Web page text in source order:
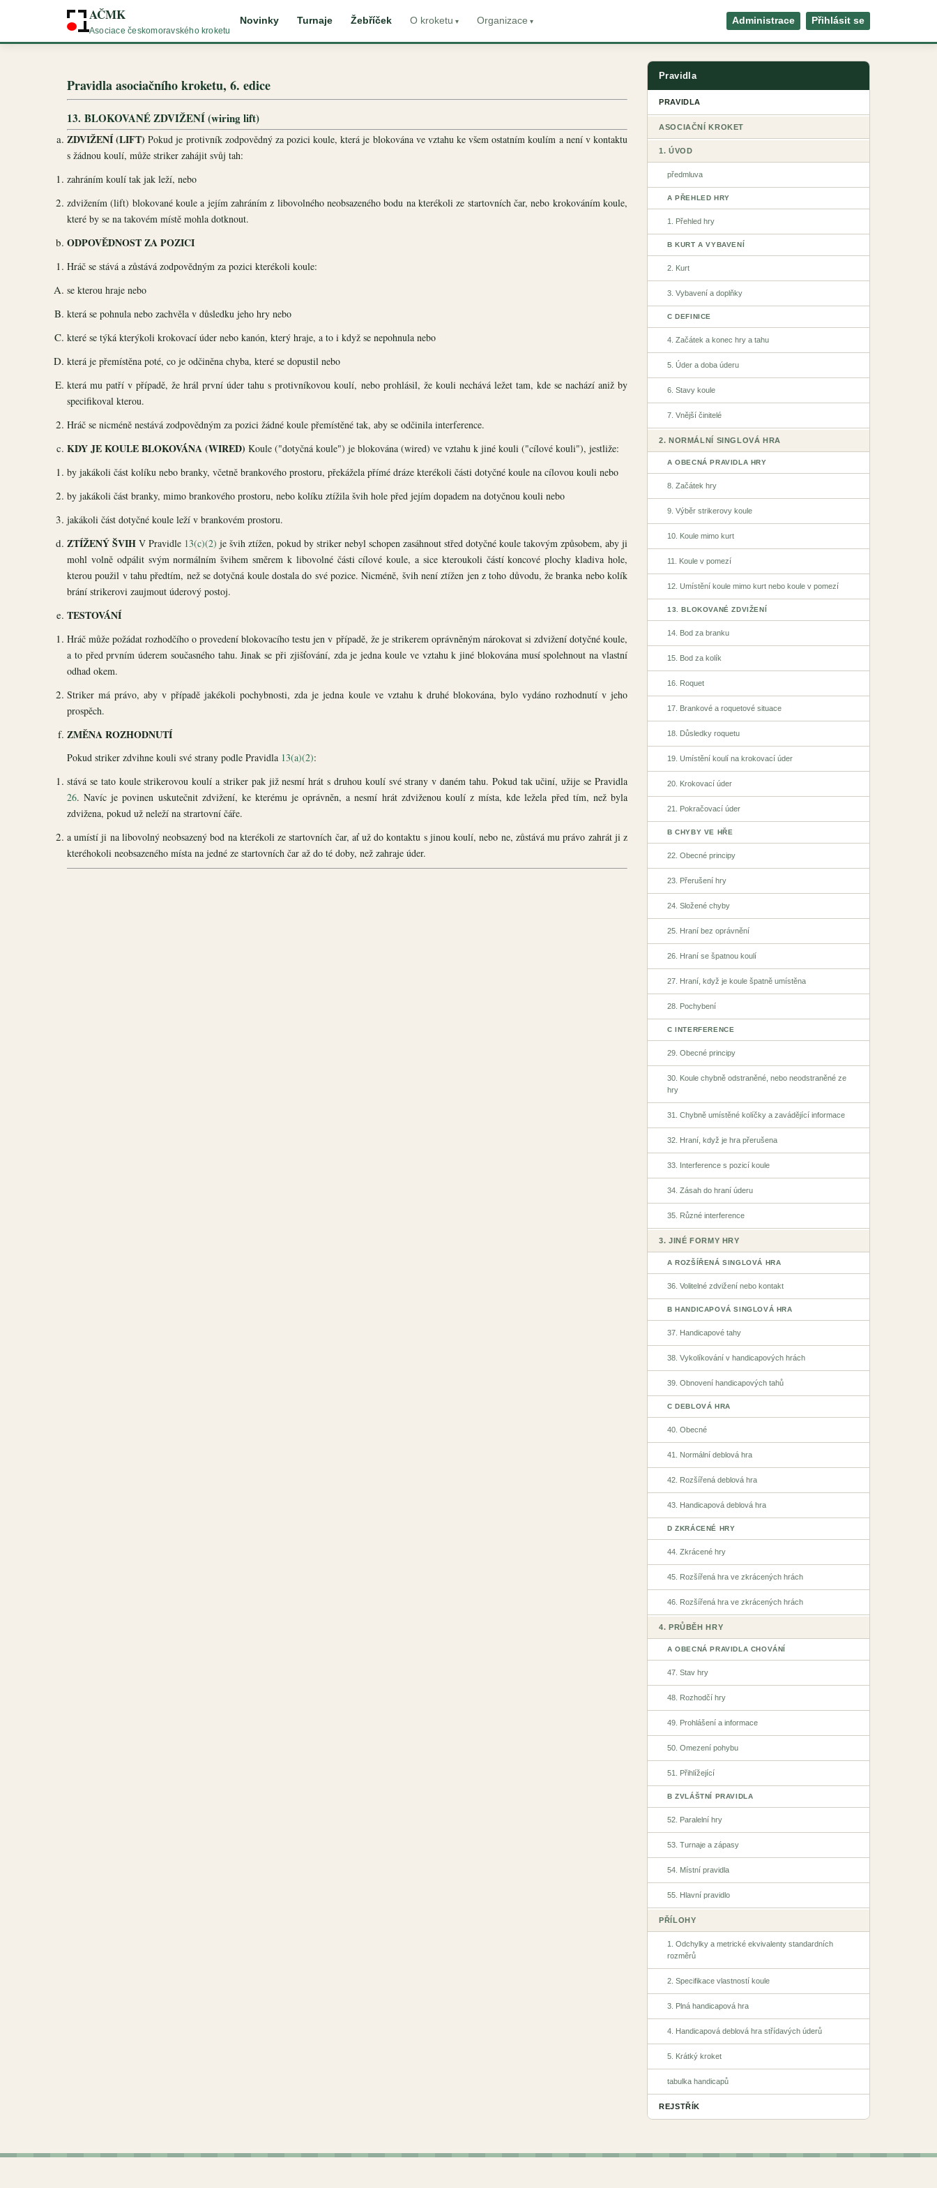
AČMK
Asociace českomoravského kroketu
Novinky Turnaje Žebříček O kroketu Organizace Administrace Přihlásit se
Pravidla asociačního kroketu, 6. edice
13. BLOKOVANÉ ZDVIŽENÍ (wiring lift)
ZDVIŽENÍ (LIFT) Pokud je protivník zodpovědný za pozici koule, která je blokována ve vztahu ke všem ostatním koulím a není v kontaktu
s žádnou koulí, může striker zahájit svůj tah:
zahráním koulí tak jak leží, nebo
zdvižením (lift) blokované koule a jejím zahráním z libovolného neobsazeného bodu na kterékoli ze startovních čar, nebo krokováním koule,
které by se na takovém místě mohla dotknout.
ODPOVĚDNOST ZA POZICI
Hráč se stává a zůstává zodpovědným za pozici kterékoli koule:
se kterou hraje nebo
která se pohnula nebo zachvěla v důsledku jeho hry nebo
které se týká kterýkoli krokovací úder nebo kanón, který hraje, a to i když se nepohnula nebo
která je přemístěna poté, co je odčiněna chyba, které se dopustil nebo
která mu patří v případě, že hrál první úder tahu s protivníkovou koulí, nebo prohlásil, že kouli nechává ležet tam, kde se nachází aniž by
specifikoval kterou.
Hráč se nicméně nestává zodpovědným za pozici žádné koule přemístěné tak, aby se odčinila interference.
KDY JE KOULE BLOKOVÁNA (WIRED) Koule ("dotyčná koule") je blokována (wired) ve vztahu k jiné kouli ("cílové kouli"), jestliže:
by jakákoli část kolíku nebo branky, včetně brankového prostoru, překážela přímé dráze kterékoli části dotyčné koule na cílovou kouli nebo
by jakákoli část branky, mimo brankového prostoru, nebo kolíku ztížila švih hole před jejím dopadem na dotyčnou kouli nebo
jakákoli část dotyčné koule leží v brankovém prostoru.
ZTÍŽENÝ ŠVIH V Pravidle 13(c)(2) je švih ztížen, pokud by striker nebyl schopen zasáhnout střed dotyčné koule takovým způsobem, aby ji
mohl volně odpálit svým normálním švihem směrem k libovolné části cílové koule, a sice kteroukoli částí koncové plochy kladiva hole,
kterou použil v tahu předtím, než se dotyčná koule dostala do své pozice. Nicméně, švih není ztížen jen z toho důvodu, že branka nebo kolík
brání strikerovi zaujmout úderový postoj.
TESTOVÁNÍ
Hráč může požádat rozhodčího o provedení blokovacího testu jen v případě, že je strikerem oprávněným nárokovat si zdvižení dotyčné koule,
a to před prvním úderem současného tahu. Jinak se při zjišťování, zda je jedna koule ve vztahu k jiné blokována musí spolehnout na vlastní
odhad okem.
Striker má právo, aby v případě jakékoli pochybnosti, zda je jedna koule ve vztahu k druhé blokována, bylo vydáno rozhodnutí v jeho
prospěch.
ZMĚNA ROZHODNUTÍ
Pokud striker zdvihne kouli své strany podle Pravidla 13(a)(2):
stává se tato koule strikerovou koulí a striker pak již nesmí hrát s druhou koulí své strany v daném tahu. Pokud tak učiní, užije se Pravidla
26. Navíc je povinen uskutečnit zdvižení, ke kterému je oprávněn, a nesmí hrát zdviženou koulí z místa, kde ležela před tím, než byla
zdvižena, pokud už neleží na strartovní čáře.
a umístí ji na libovolný neobsazený bod na kterékoli ze startovních čar, ať už do kontaktu s jinou koulí, nebo ne, zůstává mu právo zahrát ji z
kteréhokoli neobsazeného místa na jedné ze startovních čar až do té doby, než zahraje úder.
Pravidla
PRAVIDLA
ASOCIAČNÍ KROKET
1. ÚVOD
předmluva
A PŘEHLED HRY
1. Přehled hry
B KURT A VYBAVENÍ
2. Kurt
3. Vybavení a doplňky
C DEFINICE
4. Začátek a konec hry a tahu
5. Úder a doba úderu
6. Stavy koule
7. Vnější činitelé
2. NORMÁLNÍ SINGLOVÁ HRA
A OBECNÁ PRAVIDLA HRY
8. Začátek hry
9. Výběr strikerovy koule
10. Koule mimo kurt
11. Koule v pomezí
12. Umístění koule mimo kurt nebo koule v pomezí
13. BLOKOVANÉ ZDVIŽENÍ
14. Bod za branku
15. Bod za kolík
16. Roquet
17. Brankové a roquetové situace
18. Důsledky roquetu
19. Umístění koulí na krokovací úder
20. Krokovací úder
21. Pokračovací úder
B CHYBY VE HŘE
22. Obecné principy
23. Přerušení hry
24. Složené chyby
25. Hraní bez oprávnění
26. Hraní se špatnou koulí
27. Hraní, když je koule špatně umístěna
28. Pochybení
C INTERFERENCE
29. Obecné principy
30. Koule chybně odstraněné, nebo neodstraněné ze
hry
31. Chybně umístěné kolíčky a zavádějící informace
32. Hraní, když je hra přerušena
33. Interference s pozicí koule
34. Zásah do hraní úderu
35. Různé interference
3. JINÉ FORMY HRY
A ROZŠÍŘENÁ SINGLOVÁ HRA
36. Volitelné zdvižení nebo kontakt
B HANDICAPOVÁ SINGLOVÁ HRA
37. Handicapové tahy
38. Vykolíkování v handicapových hrách
39. Obnovení handicapových tahů
C DEBLOVÁ HRA
40. Obecné
41. Normální deblová hra
42. Rozšířená deblová hra
43. Handicapová deblová hra
D ZKRÁCENÉ HRY
44. Zkrácené hry
45. Rozšířená hra ve zkrácených hrách
46. Rozšířená hra ve zkrácených hrách
4. PRŮBĚH HRY
A OBECNÁ PRAVIDLA CHOVÁNÍ
47. Stav hry
48. Rozhodčí hry
49. Prohlášení a informace
50. Omezení pohybu
51. Přihlížející
B ZVLÁŠTNÍ PRAVIDLA
52. Paralelní hry
53. Turnaje a zápasy
54. Místní pravidla
55. Hlavní pravidlo
PŘÍLOHY
1. Odchylky a metrické ekvivalenty standardních
rozměrů
2. Specifikace vlastností koule
3. Plná handicapová hra
4. Handicapová deblová hra střídavých úderů
5. Krátký kroket
tabulka handicapů
REJSTŘÍK